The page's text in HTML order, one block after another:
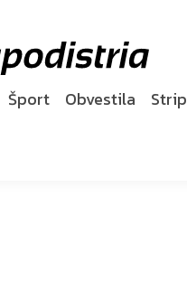
Šport Obvestila Strip